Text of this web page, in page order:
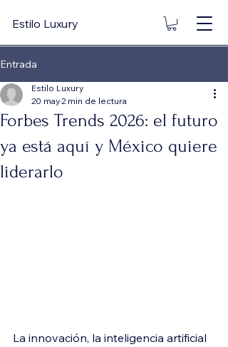
Estilo Luxury
Entrada
Forbes Trends 2026: el futuro
ya está aquí y México quiere
liderarlo
Estilo Luxury
20 may2 min de lectura
La innovación, la inteligencia artificial